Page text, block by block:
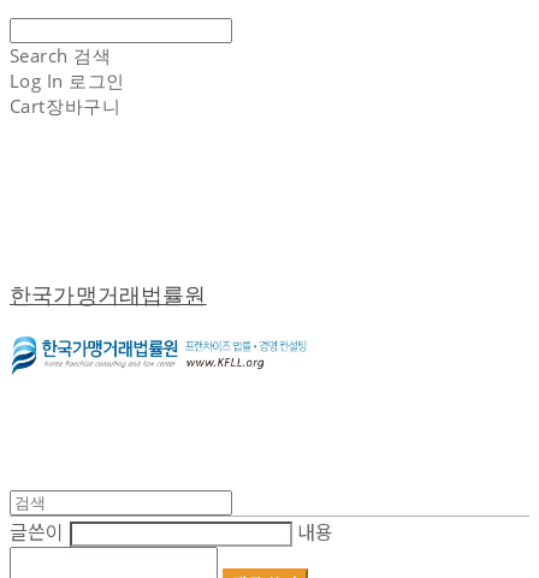
Search 검색
Log In 로그인
Cart장바구니
한국가맹거래법률원
글쓴이 내용